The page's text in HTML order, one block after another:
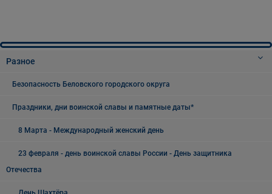
Разное
Безопасность Беловского городского округа
Праздники, дни воинской славы и памятные даты*
8 Марта - Международный женский день
23 февраля - день воинской славы России - День защитника
Отечества